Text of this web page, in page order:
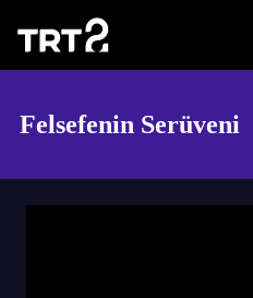
Felsefenin Serüveni